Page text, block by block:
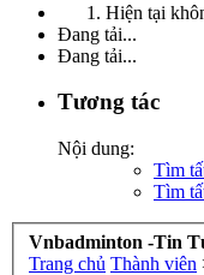
Hiện tại
Đang tải...
Đang tải...
Tương tác
Nội dung:
Tìm
Tìm
Vnbadminton -Tin
Trang chủ Thành viên